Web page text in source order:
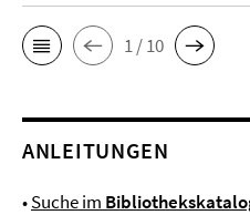
1 / 10
ANLEITUNGEN
•Suche im